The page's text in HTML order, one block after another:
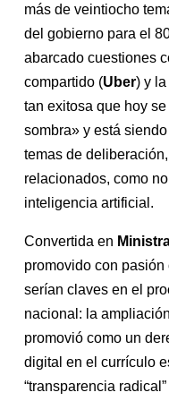
más de veintiocho
del gobierno para el
abarcado cuestiones
compartido (Uber) y
tan exitosa que hoy
sombra» y está
temas de
relacionados, como
inteligencia artificial.
Convertida en
promovido con pasión
serían claves en el
nacional: la
promovió como un
digital en el currículo
“transparencia